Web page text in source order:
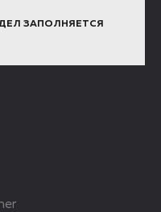
ЗАПОЛНЯЕТСЯ